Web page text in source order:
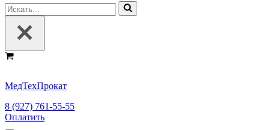
Искать...
Корзина
МедТехПрокат
8 (927) 761-55-55
Оплатить